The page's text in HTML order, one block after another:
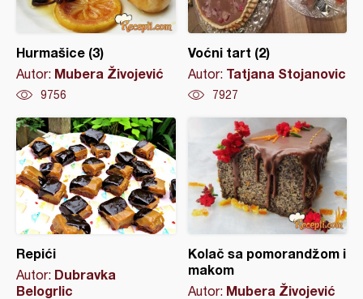
Hurmašice (3)
Autor: Mubera Živojević
9756
Voćni tart (2)
Autor: Tatjana Stojanovic
7927
Repići
Autor: Dubravka
Belogrlic
Kolač sa pomorandžom i
makom
Autor: Mubera Živojević